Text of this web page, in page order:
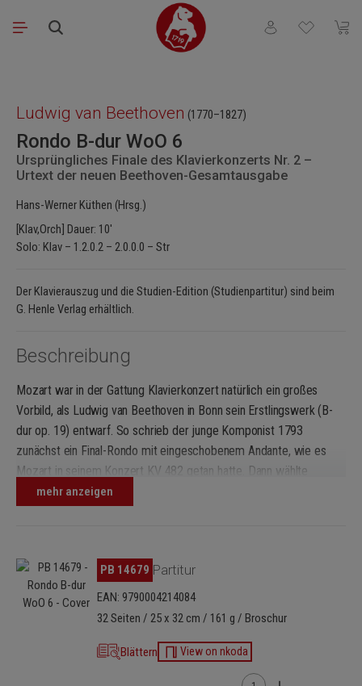
Zum Hauptinhalt springen
Du hast 0
Ludwig van Beethoven (1770–1827)
Rondo B-dur WoO 6
Ursprüngliches Finale des Klavierkonzerts Nr. 2 –
Urtext der neuen Beethoven-Gesamtausgabe
Hans-Werner Küthen (Hrsg.)
[Klav,Orch] Dauer: 10'
Solo: Klav – 1.2.0.2 – 2.0.0.0 – Str
Der Klavierauszug und die Studien-Edition (Studienpartitur) sind beim
G. Henle Verlag erhältlich.
Beschreibung
Mozart war in der Gattung Klavierkonzert natürlich ein großes
Vorbild, als Ludwig van Beethoven in Bonn sein Erstlingswerk (B-
dur op. 19) entwarf. So schrieb der junge Komponist 1793
zunächst ein Final-Rondo mit eingeschobenem Andante, wie es
Mozart in seinem Konzert KV 482 getan hatte. Dann wählte
Beethoven eine andere Schlusslösung und verwahrte die Partitur
des B-dur-Rondos in seiner Schublade. Dort wurde das Werk erst
Orchesterpartitur Beethovens dar. Die Urtext-Neuausgabe von
Partitur und Orchesterstimmen basiert der neuen Beethoven-
Gesamtausgabe (Henle).
mehr anzeigen
Bildergalerie überspringen
PB 14679 Partitur
EAN: 9790004214084
32 Seiten / 25 x 32 cm / 161 g / Broschur
Blättern View on nkoda
Produkt Anzahl: Gib